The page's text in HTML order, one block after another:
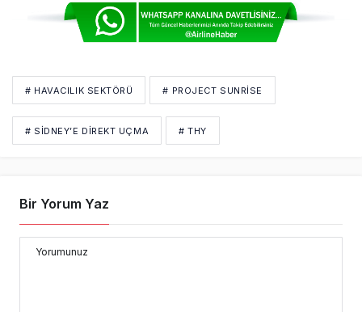
# HAVACILIK SEKTÖRÜ # PROJECT SUNRISE
# SIDNEY’E DIREKT UÇMA # THY
Bir Yorum Yaz
Yorumunuz